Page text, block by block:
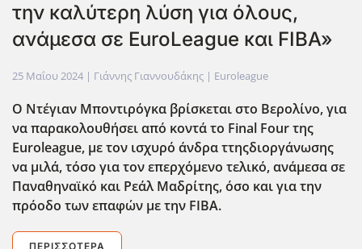
την καλύτερη λύση για όλους,
ανάμεσα σε EuroLeague και FIBA»
25 Μαΐου 2024 | Γιάννης Γιαννουδάκης | Euroleague
Ο Ντέγιαν Μποντιρόγκα βρίσκεται στο Βερολίνο, για
να παρακολουθήσει από κοντά το Final Fourτης
Euroleague, με τον ισχυρό άνδρα ττηςδιοργάνωσης
να μιλά, τόσο για τον επερχόμενο τελικό, ανάμεσα σε
Παναθηναϊκό και Ρεάλ Μαδρίτης, όσο και για την
πρόοδο των επαφών με την FIBA.
ΠΕΡΙΣΣΌΤΕΡΑ